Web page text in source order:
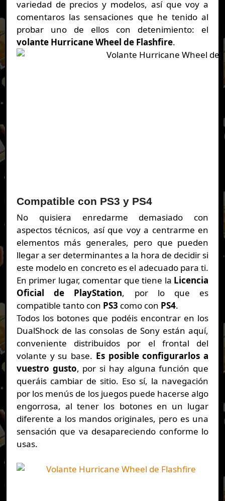
variedad de precios y modelos, así que voy a
comentaros las sensaciones que he tenido al
probar uno de ellos con detenimiento: el
volante Hurricane Wheel de Flashfire.
Compatible con PS3 y PS4
No quisiera enredarme demasiado con
aspectos técnicos, así que voy a centrarme en
elementos más generales, pero que pueden
llegar a ser determinantes a la hora de decidir si
este modelo en concreto es el adecuado para ti.
En primer lugar, comentar que tiene la Licencia
Oficial de PlayStation, por lo que es
compatible tanto con PS3 como con PS4.
Todos los botones que podéis encontrar en los
DualShock de las consolas de Sony están aquí,
conveniente distribuidos por el frontal del
volante y su base. Es posible configurarlos a
vuestro gusto, por si hay alguna función que
queráis cambiar de sitio. Eso sí, la navegación
por los menús de los juegos puede hacerse algo
engorrosa, al tener los botones en un lugar
diferente a los mandos originales, pero es una
sensación que va desapareciendo conforme lo
usas.